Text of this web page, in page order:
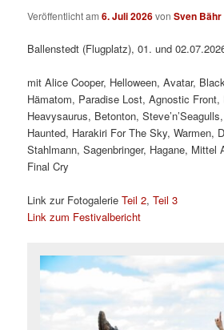
Veröffentlicht am6. Juli 2026vonSven Bähr
Ballenstedt (Flugplatz), 01. und
mit Alice Cooper, Helloween, Avatar,
Hämatom, Paradise Lost, Agnostic
Heavysaurus, Betonton,
Haunted, Harakiri For The Sky, Warmen,
Stahlmann, Sagenbringer, Hagane, Mittel
Final Cry
Link zur FotogalerieTeil 2,Teil 3
Link zum Festivalbericht